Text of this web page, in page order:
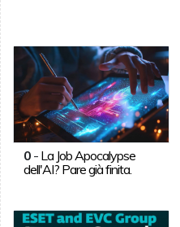
0- La Job Apocalypse
dell'AI? Pare già finita.